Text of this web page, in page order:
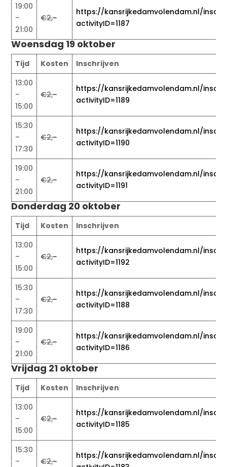
19:00
–
21:00
€2,-
https://kansrijkedamvolendam.nl/
activityID=1187
Woensdag 19 oktober
Tijd Kosten
Inschrijven
13:00
–
15:00
€2,-
https://kansrijkedamvolendam.nl/
activityID=1189
15:30
–
17:30
€2,-
https://kansrijkedamvolendam.nl/
activityID=1190
19:00
–
21:00
€2,-
https://kansrijkedamvolendam.nl/
activityID=1191
Donderdag 20 oktober
Tijd Kosten
Inschrijven
13:00
–
15:00
€2,-
https://kansrijkedamvolendam.nl/
activityID=1192
15:30
–
17:30
€2,-
https://kansrijkedamvolendam.nl/
activityID=1188
19:00
–
21:00
€2,-
https://kansrijkedamvolendam.nl/
activityID=1186
Vrijdag 21 oktober
Tijd Kosten
Inschrijven
13:00
–
15:00
€2,-
https://kansrijkedamvolendam.nl/
activityID=1185
15:30
–
€2,-
https://kansrijkedamvolendam.nl/